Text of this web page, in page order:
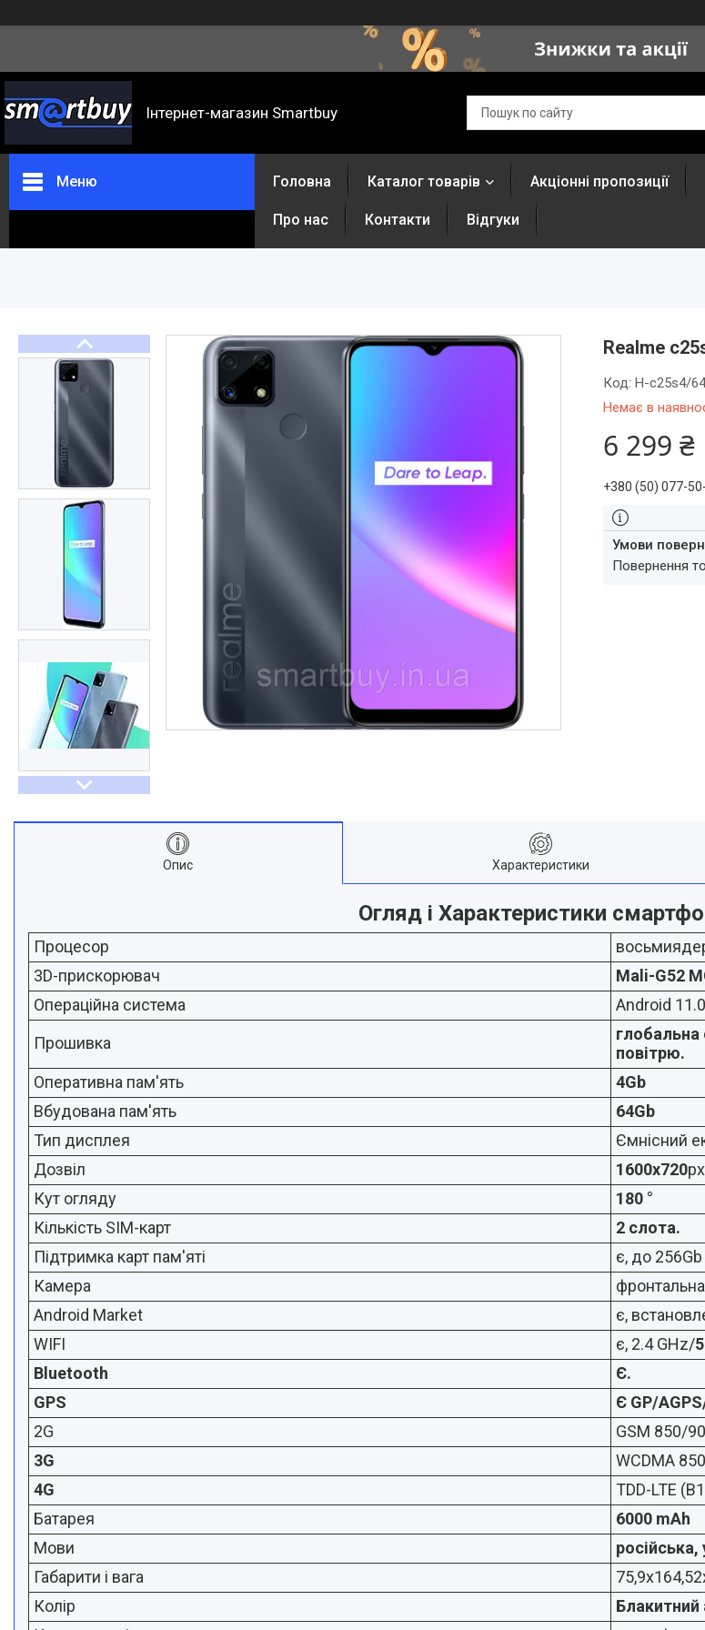
Інтернет-магазин Smartbuy
Меню Головна Каталог товарів Акціонні пропозиції
Про нас Контакти Відгуки
Realme
Немає в
Код: H-c25s4/
6 299 ₴
+380 (50) 077-
повернення
Опис Характеристики
Огляд і Характеристики
Процесор
3D-прискорювач
Mali-G52
Операційна система
Android 11.0
Прошивка
глобальна
повітрю.
Оперативна пам'ять
4Gb
Вбудована пам'ять
64Gb
Тип дисплея
Ємнісний
Дозвіл
1600x720px
Кут огляду
180 °
Кількість SIM-карт
2 слота.
Підтримка карт пам'яті
є, до 256Gb
Камера
фронтальна
Android Market
є,
WIFI
є, 2.4 GHz/
Bluetooth
Є.
GPS
Є GP/
2G
GSM 850/
3G
WCDMA
4G
TDD-LTE
Батарея
6000 mAh
Мови
російська,
Габарити і вага
Колір
Блакитний